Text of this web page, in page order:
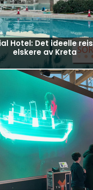
Hotel: Det ideelle
elskere av Kreta